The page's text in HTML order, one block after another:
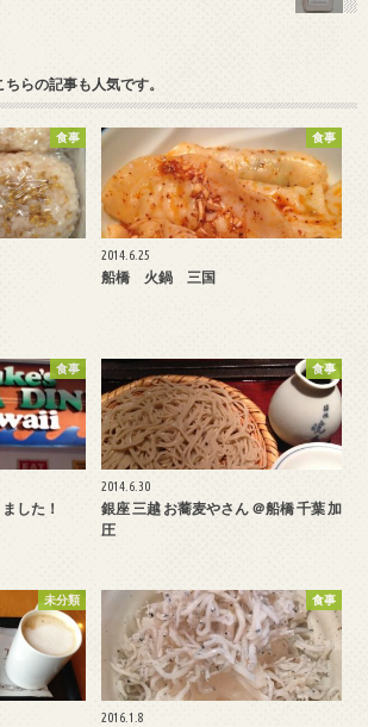
ちらの記事も人気です。
食事 食事
2014.6.25
船橋 火鍋 三国
食事
した！
食事
2014.6.30
銀座 三越 お蕎麦やさん ＠船橋 千葉 加
圧
未分類 食事
2016.1.8